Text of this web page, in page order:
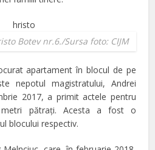
Botev nr.6./Sursa foto: CIJM
apartament în blocul de pe
nepotul magistratului, Andrei
2017, a primit actele pentru
pătraţi. Acesta a fost o
blocului respectiv.